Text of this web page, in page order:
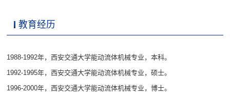
教育经历
1988-1992年，西安交通大学能动流体机械专业，本科。
1992-1995年，西安交通大学能动流体机械专业，硕士。
1996-2000年，西安交通大学能动流体机械专业，博士。